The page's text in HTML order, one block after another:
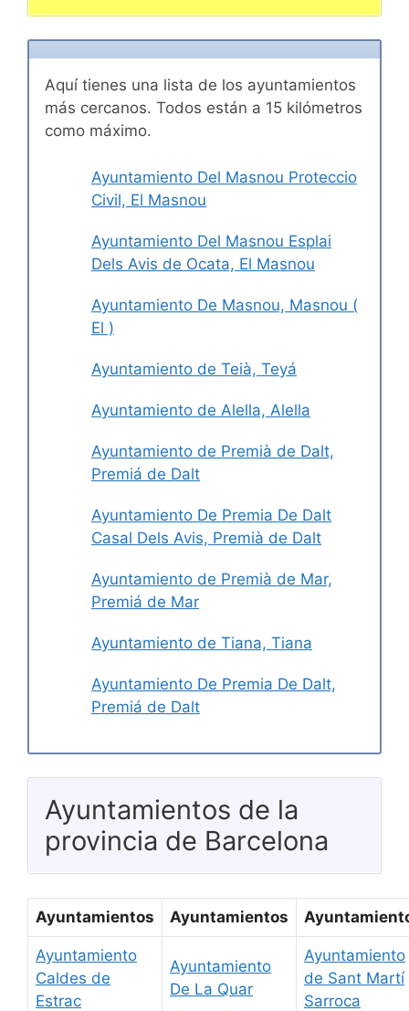
Aquí tienes una lista de los ayuntamientos
más cercanos. Todos están a 15 kilómetros
como máximo.
Ayuntamiento Del Masnou Proteccio
Civil, El Masnou
Ayuntamiento Del Masnou Esplai
Dels Avis de Ocata, El Masnou
Ayuntamiento De Masnou, Masnou (
El )
Ayuntamiento de Teià, Teyá
Ayuntamiento de Alella, Alella
Ayuntamiento de Premià de Dalt,
Premiá de Dalt
Ayuntamiento De Premia De Dalt
Casal Dels Avis, Premià de Dalt
Ayuntamiento de Premià de Mar,
Premiá de Mar
Ayuntamiento de Tiana, Tiana
Ayuntamiento De Premia De Dalt,
Premiá de Dalt
Ayuntamientos de la
provincia de Barcelona
Ayuntamientos Ayuntamientos
Ayuntamiento
Caldes de
Estrac
Ayuntamiento
De La Quar
Ayuntamiento
de Sant Martí
Sarroca